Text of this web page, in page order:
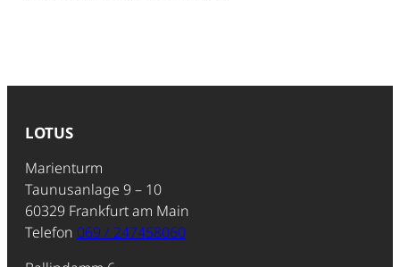
LOTUS
Marienturm
Taunusanlage 9 – 10
60329 Frankfurt am Main
Telefon 069 / 247458060